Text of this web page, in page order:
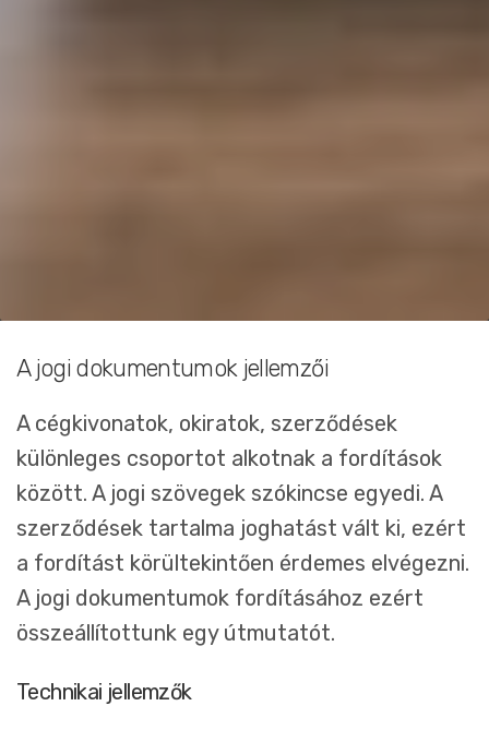
A jogi dokumentumok jellemzői
A cégkivonatok, okiratok, szerződések
különleges csoportot alkotnak a fordítások
között. A jogi szövegek szókincse egyedi. A
szerződések tartalma joghatást vált ki, ezért
a fordítást körültekintően érdemes elvégezni.
A jogi dokumentumok fordításához ezért
összeállítottunk egy útmutatót.
Technikai jellemzők